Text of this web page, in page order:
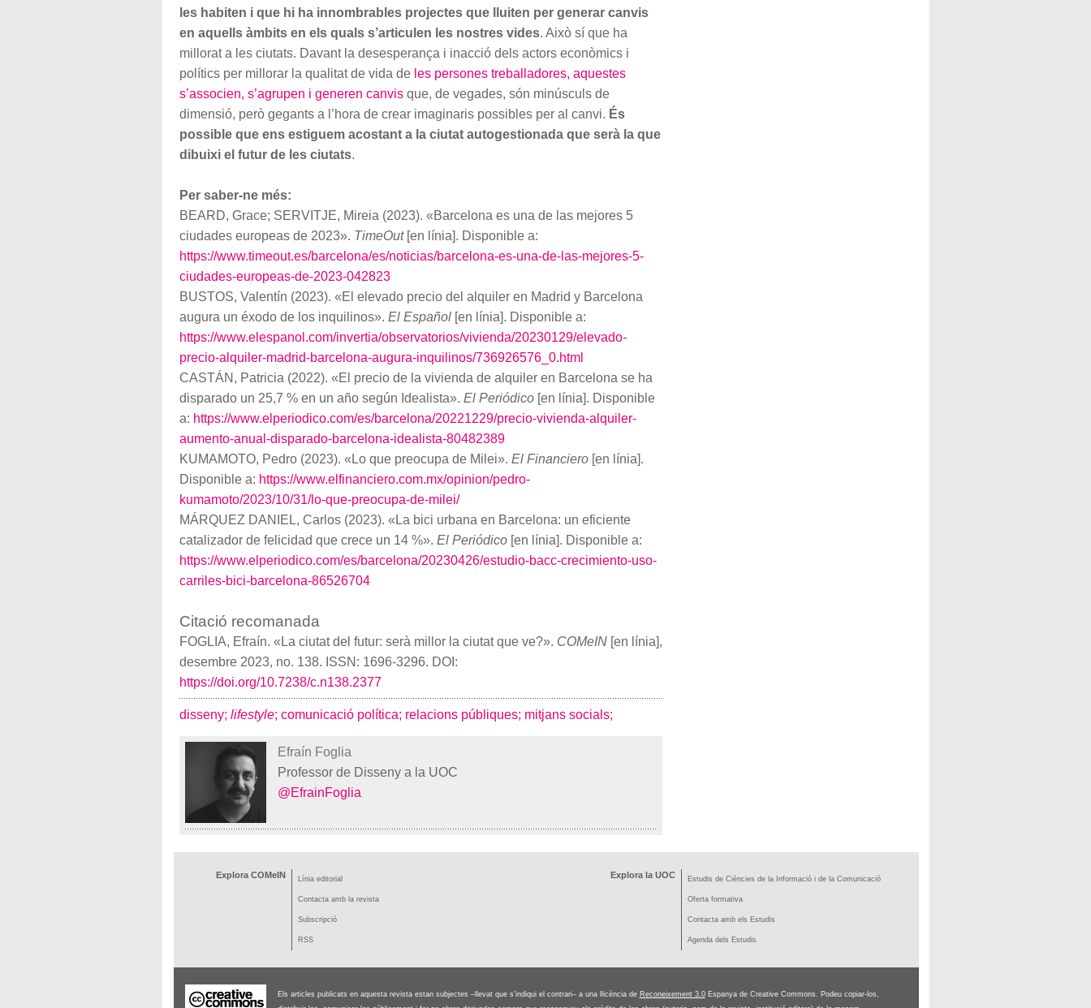
les habiten i que hi ha innombrables projectes que lluiten per generar canvis
en aquells àmbits en els quals s’articulen les nostres vides. Això sí que ha
millorat a les ciutats. Davant la desesperança i inacció dels actors econòmics i
polítics per millorar la qualitat de vida de les persones treballadores, aquestes
s’associen, s’agrupen i generen canvisque, de vegades, són minúsculs de
dimensió, però gegants a l’hora de crear imaginaris possibles per al canvi. És
possible que ens estiguem acostant a la ciutat autogestionada que serà la que
dibuixi el futur de les ciutats.
Per saber-ne més:
BEARD, Grace; SERVITJE, Mireia (2023). «Barcelona es una de las mejores 5
ciudades europeas de 2023». TimeOut[en línia]. Disponible a:
https://www.timeout.es/barcelona/es/noticias/barcelona-es-una-de-las-mejores-5-
ciudades-europeas-de-2023-042823
BUSTOS, Valentín (2023). «El elevado precio del alquiler en Madrid y Barcelona
augura un éxodo de los inquilinos». El Español[en línia]. Disponible a:
https://www.elespanol.com/invertia/observatorios/vivienda/20230129/elevado-
precio-alquiler-madrid-barcelona-augura-inquilinos/736926576_0.html
CASTÁN, Patricia (2022). «El precio de la vivienda de alquiler en Barcelona se ha
disparado un 25,7 % en un año según Idealista». El Periódico[en línia]. Disponible
a: https://www.elperiodico.com/es/barcelona/20221229/precio-vivienda-alquiler-
aumento-anual-disparado-barcelona-idealista-80482389
KUMAMOTO, Pedro (2023). «Lo que preocupa de Milei». El Financiero[en línia].
Disponible a: https://www.elfinanciero.com.mx/opinion/pedro-
kumamoto/2023/10/31/lo-que-preocupa-de-milei/
MÁRQUEZ DANIEL, Carlos (2023). «La bici urbana en Barcelona: un eficiente
catalizador de felicidad que crece un 14 %». El Periódico[en línia]. Disponible a:
https://www.elperiodico.com/es/barcelona/20230426/estudio-bacc-crecimiento-uso-
carriles-bici-barcelona-86526704
Citació recomanada
FOGLIA, Efraín. «La ciutat del futur: serà millor la ciutat que ve?». COMeIN[en línia],
desembre 2023, no. 138. ISSN: 1696-3296. DOI:
https://doi.org/10.7238/c.n138.2377
disseny; lifestyle; comunicació política; relacions públiques; mitjans socials;
Efraín Foglia
Professor de Disseny a la UOC
@EfrainFoglia
Explora COMeIN Línia editorial
Contacta amb la revista
Subscripció
RSS
Explora la UOC Estudis de Ciències de la Informació i de la Comunicació
Oferta formativa
Contacta amb els Estudis
Agenda dels Estudis
Els articles publicats en aquesta revista estan subjectes –llevat que s'indiqui el contrari– a una llicència de Reconeixement 3.0Espanya de Creative Commons. Podeu copiar-los,